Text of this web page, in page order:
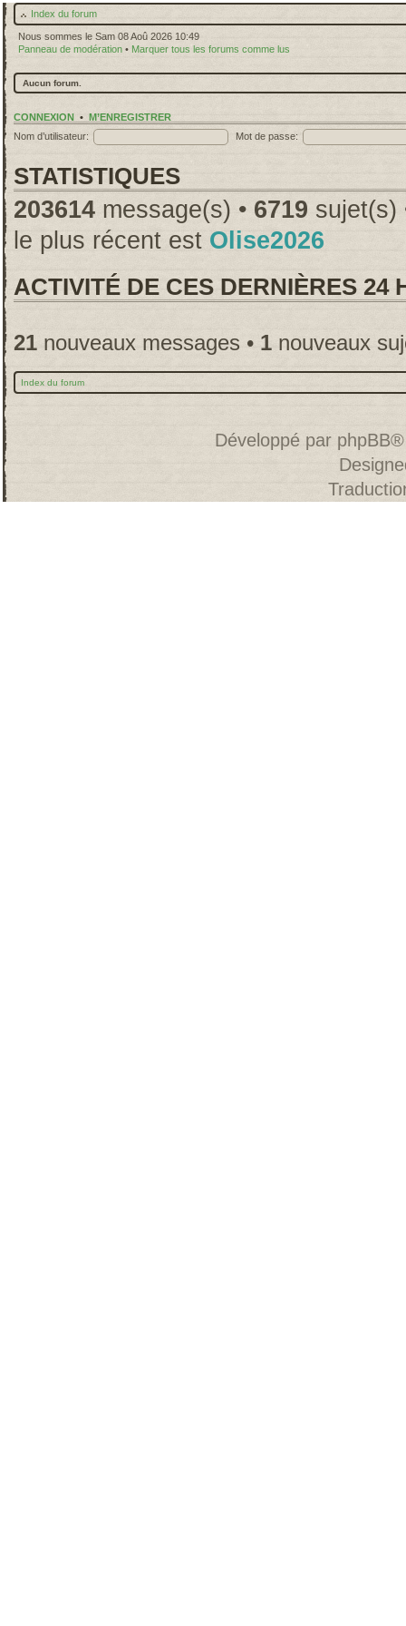
Index du forum
Nous sommes le Sam 08 Aoû 2026 10:49
Panneau de modération • Marquer tous les forums comme lus
Aucun forum.
CONNEXION • M’ENREGISTRER
Nom d’utilisateur:
Mot de passe:
STATISTIQUES
203614 message(s) • 6719 sujet(s)
le plus récent est Olise2026
ACTIVITÉ DE CES DERNIÈRES 24
21 nouveaux messages • 1 nouveaux
Index du forum
Développé par phpBB®